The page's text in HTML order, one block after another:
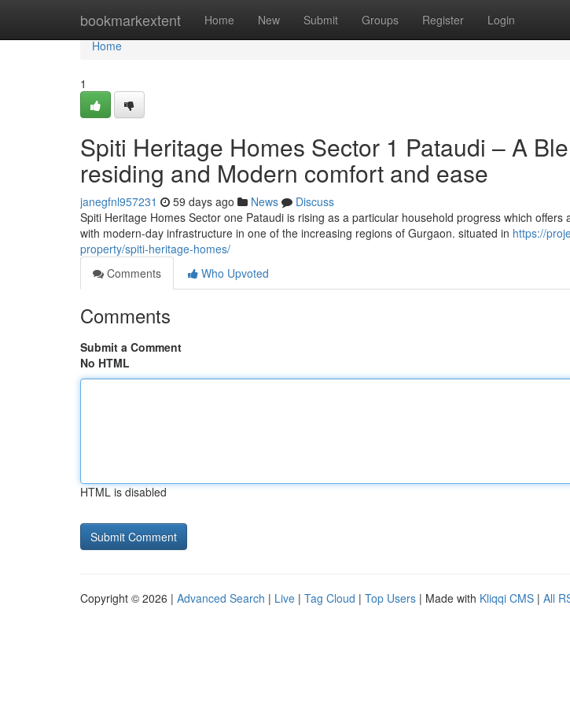
bookmarkextent Home New Submit Groups Register Login
Home
Home
1
Spiti Heritage Homes Sector 1 Pataudi – A
residing and Modern comfort and ease
janegfnl957231 59 days ago News
Discuss
Spiti Heritage Homes Sector one Pataudi is rising as a particular household progress which offers
with modern-day infrastructure in one of the increasing regions of Gurgaon. situated in https://
property/spiti-heritage-homes/
Comments
Who Upvoted
Comments
Submit a Comment
No HTML
HTML is disabled
Copyright © 2026 | Advanced Search | Live | Tag Cloud | Top Users | Made with Kliqqi CMS | All